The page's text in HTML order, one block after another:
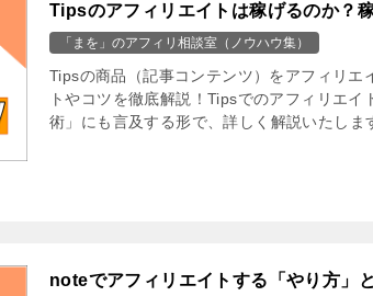
Tipsのアフィリエイトは稼げるのか？
「まを」のアフィリ相談室（ノウハウ集）
Tipsの商品（記事コンテンツ）をアフィリエ
トやコツを徹底解説！Tipsでのアフィリエ
術」にも言及する形で、詳しく解説いたしま
noteでアフィリエイトする「やり方」